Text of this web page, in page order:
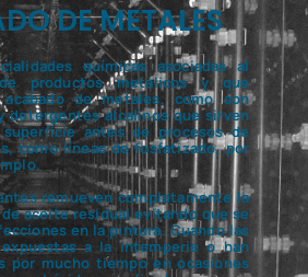
DE METALES
químicas asociadas al
de productos metálicos y que
acabado de metales, como son
detergentes alcalinos que sirven
antes de procesos de
como líneas de fosfatizado, por
remueven completamente la
aceite residual evitando que se
en la pintura. Cuando las
a la intemperie o han
por mucho tiempo en ocasiones